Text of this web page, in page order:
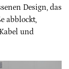
Design, das
abblockt,
und